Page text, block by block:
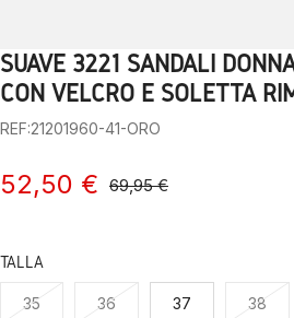
1 2 3 4 5 6
SUAVE 3221 SANDALI
CON VELCRO E SOLETTA
REF:21201960-41-ORO
52,50 € 69,95 €
TALLA
35 36 37 38